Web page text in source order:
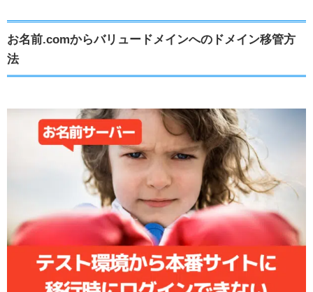
お名前.comからバリュードメインへのドメイン移管方
法